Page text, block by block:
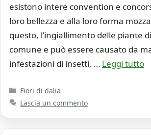
esistono intere convention e
loro bellezza e alla loro forma
questo, l’ingiallimento delle piante
comune e può essere causato da
infestazioni di insetti, … Leggi tutto
Categorie
Fiori di dalia
Lascia un commento